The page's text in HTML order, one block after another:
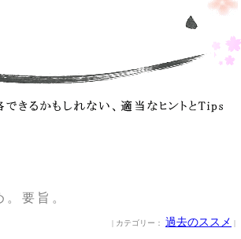
要旨。
| カテゴリー： 過去のススメ |